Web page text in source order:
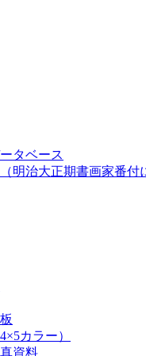
タベース
明治大正期書画家番付
カラー）
資料